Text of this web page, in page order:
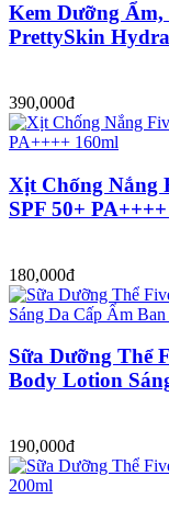
Kem Dưỡng Ẩm,
PrettySkin
390,000đ
Xịt Chống Nắng
SPF 50+
180,000đ
Sữa Dưỡng Thể
Body Lotion
190,000đ